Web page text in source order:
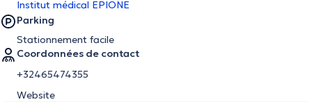
Institut médical EPIONE
Parking
Stationnement facile
Coordonnées de contact
+32465474355
Website